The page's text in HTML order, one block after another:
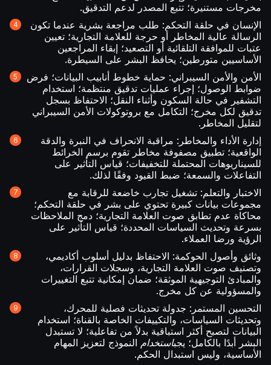
مخرجات مستنيرة؛ تتبع المصدر لدعم التدقيق.
الإنسان في حلقة التحكم: طلب مراجعة بشرية عندما تكون
الرسالة عالية المخاطر أو حرجة للعلامة التجارية؛ تعيين
عتبات للموافقة التلقائية أو التصعيد؛ إبقاء المراجعين
الأساسيين متورطين؛ يحافظ البشر على السيطرة.
الأمن والأمن السيبراني: حماية خطوط أنابيب البيانات؛ فرض
ضوابط الوصول؛ إجراء عمليات تدقيق منتظمة؛ استخدام
التشفير في حالة السكون وأثناء النقل؛ الاحتفاظ بسجل
تدقيق لكل مخرج؛ التكامل مع بروتوكولات الأمن السيبراني
لتقليل المخاطر.
إدارة الأداء والمخاطر: مراقبة الانحراف في النبرة والدقة
الواقعية؛ تطبيق مصفوفة مخاطر تقوم برسم الخرائط
للسيناريوهات المحتملة للتخفيفات؛ قياس التأثير على
التفاعلات والسمعة؛ ضبط القيود وفقًا لذلك.
الاختبار والتعلم: تشغيل تجارب خاضعة للرقابة مع
مجموعات بيانات كبيرة تحتوي على بشر في حلقة التحكم؛
محاكاة عدم تطابق صوت العلامة التجارية؛ دمج الملاحظات
بسرعة وتحديث السياسات المحددة؛ قياس التأثير على
الرؤية ورضا العملاء.
وثائق وأصول الحوكمة: الاحتفاظ بدليل أسلوب أكاديمي،
وتصنيف صوت العلامة التجارية، وسجلات القرارات،
والمبادئ التوجيهية الموثقة؛ ضمان إمكانية تتبع التغييرات
والمسؤولية عن كل مخرج.
التحسين المستمر: جدولة تحديثات فصلية للمحرك،
وتحديثات السياسات، والتكييفات الخاصة بالقناة؛ استخدام
البيانات لتصبح أكثر استباقية بدلاً من تفاعلية؛ لا تستبدل
البشر أبدًا بالكامل؛ يجباستخدام النموذج لتعزيز المهام
الأساسية، وليس استبدال الحكم.